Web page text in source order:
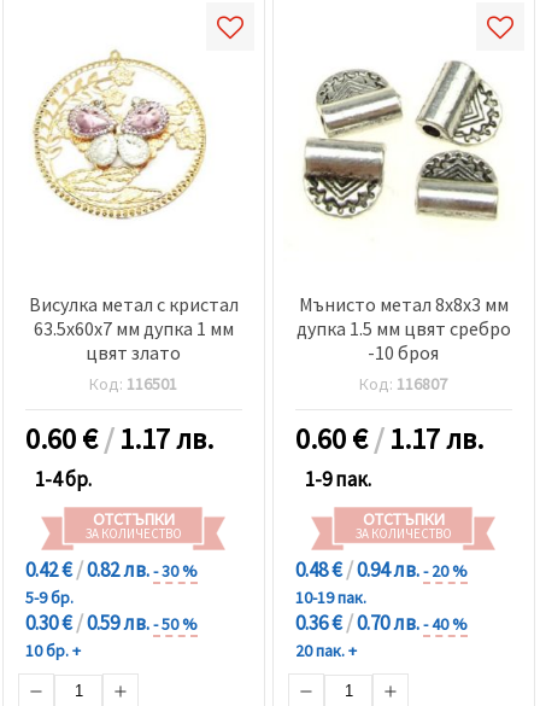
Висулка метал с кристал
63.5x60x7 мм дупка 1 мм
цвят злато
Код: 116501
0.60€/1.17 лв.
1-4 бр.
ОТСТЪПКИ
ЗА КОЛИЧЕСТВО
0.42 €/0.82 лв.- 30 %
5-9 бр.
0.30 €/0.59 лв.- 50 %
10 бр. +
Мънисто метал 8x8x3 мм
дупка 1.5 мм цвят сребро
-10 броя
Код: 116807
0.60€/1.17 лв.
1-9 пак.
ОТСТЪПКИ
ЗА КОЛИЧЕСТВО
0.48 €/0.94 лв.- 20 %
10-19 пак.
0.36 €/0.70 лв.- 40 %
20 пак. +